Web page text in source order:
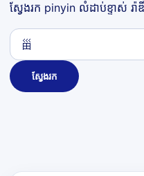
ស្វែងរក pinyin លំដាប់ខ្ទាស់ រ៉
ស្វែងរក